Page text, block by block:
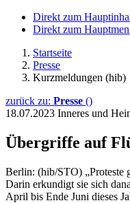
Direkt zum
Direkt zum
Startseite
Presse
Kurzmeldungen (hib)
zurück zu: Presse ()
18.07.2023 Inneres und
Übergriffe auf
Berlin: (hib/STO) „Proteste
Darin erkundigt sie sich
April bis Ende Juni dieses